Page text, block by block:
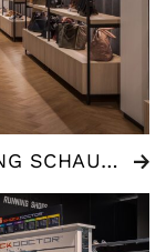
GABOR | DESIGN & EINRICHTUNG SCHAURAUM